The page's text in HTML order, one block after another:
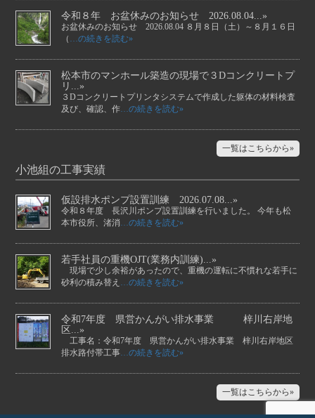
令和８年 お盆休みのお知らせ 2026.08.04...»
お盆休みのお知らせ 2026.08.04 ８月８日（土）～８月１６日
（ …の続きを読む»
松本市のマンホール築造の現場で３Dコンクリートプ
リ...»
３Dコンクリートプリンタシステムで作成した躯体の材料検査
及び、確認、作…の続きを読む»
一覧はこちらから»
小池組の工事実績
仮設排水ポンプ設置訓練 2026.07.08...»
令和８年度 長沢川ポンプ設置訓練を行いました。 今年も松
本市役所、渚消…の続きを読む»
若手社員の重機OJT(業務内訓練)...»
現場で少し余裕があったので、重機の運転に不慣れな若手に
砂利の積み替え …の続きを読む»
令和7年度 県営かんがい排水事業 梓川右岸地
区...»
工事名：令和7年度 県営かんがい排水事業 梓川右岸地区
排水路付帯工事…の続きを読む»
一覧はこちらから»